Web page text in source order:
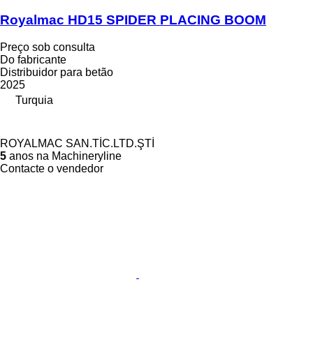
Royalmac HD15 SPIDER PLACING BOOM
Preço sob consulta
Do fabricante
Distribuidor para betão
2025
Turquia
ROYALMAC SAN.TİC.LTD.ŞTİ
5 anos na Machineryline
Contacte o vendedor